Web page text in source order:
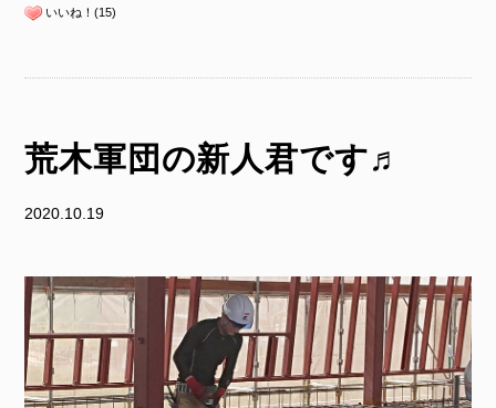
いいね！(15)
荒木軍団の新人君です♬
2020.10.19